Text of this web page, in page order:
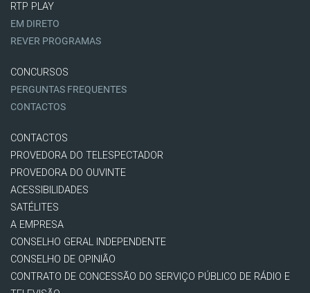
RTP PLAY
EM DIRETO
REVER PROGRAMAS
CONCURSOS
PERGUNTAS FREQUENTES
CONTACTOS
CONTACTOS
PROVEDORA DO TELESPECTADOR
PROVEDORA DO OUVINTE
ACESSIBILIDADES
SATÉLITES
A EMPRESA
CONSELHO GERAL INDEPENDENTE
CONSELHO DE OPINIÃO
CONTRATO DE CONCESSÃO DO SERVIÇO PÚBLICO DE RÁDIO E